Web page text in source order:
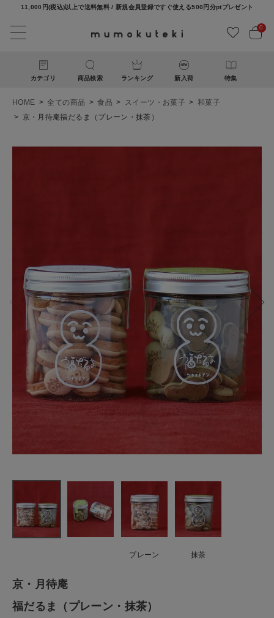
11,000円(税込)以上で送料無料 / 新規会員登録ですぐ使える500円分ptプレゼント
0
カテゴリ 商品検索 ランキング 新入荷 特集
京・月待庵
福だるま
（プレー
ファッション雑貨
食品
HOME 全ての商品 食品 スイーツ・お菓子
和菓子
京・月待庵福だるま（プレーン・抹茶）
プレーン 抹茶
京・月待庵
福だるま（プレーン・抹茶）